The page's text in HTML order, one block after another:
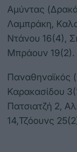
Αμύντας
Λαμπράκη,
Ντάνου 16(4),
Μπράουν 19(2).
Παναθηναϊκός
Καρακασίδου
Πατσιατζή 2,
14,Τζόουνς